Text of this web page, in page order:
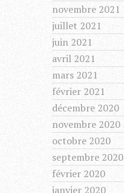
novembre 2021
juillet 2021
juin 2021
avril 2021
mars 2021
février 2021
décembre 2020
novembre 2020
octobre 2020
septembre 2020
février 2020
janvier 2020